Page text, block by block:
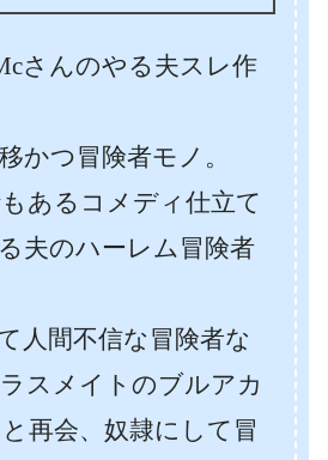
さんのやる夫スレ作
かつ冒険者モノ。
あるコメディ仕立て
夫のハーレム冒険者
人間不信な冒険者な
スメイトのブルアカ
再会、奴隷にして冒